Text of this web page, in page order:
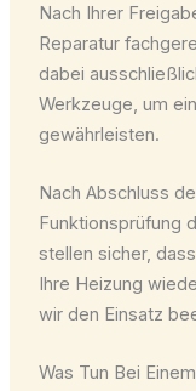
Nach Ihrer
Reparatur
dabei
Werkzeuge, um
gewährleisten.
Nach Abschluss
Funktionsprüfung
stellen sicher,
Ihre Heizung
wir den Einsatz
Was Tun Bei